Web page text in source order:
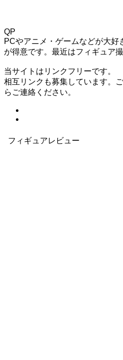
QP
PCやアニメ・ゲームなどが大好
が得意です。最近はフィギュア
当サイトはリンクフリーです。
相互リンクも募集しています。
らご連絡ください。
フィギュアレビュー